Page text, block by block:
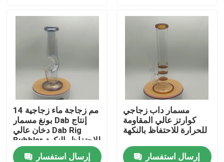
المنتجات
الزجاج بونغ بانجر
زجاج الماء بونغ
14 مم زجاجة ماء زجاجية
بونغ مسمار Dab إنتاج
دخان عالي Dab Rig
Bubbler للاحتفاظ بالنكهة
إرسال استفسار
مسمار داب زجاجي
كوارتز عالي المقاومة
للحرارة للاحتفاظ بالنكهة
إرسال استفسار